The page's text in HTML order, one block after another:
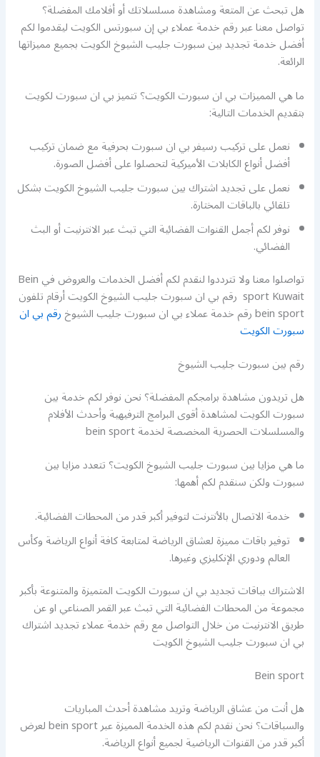
هل تبحث عن المتعة ومشاهدة مسلسلاتك أو أفلامك المفضلة؟
تواصل معنا عبر رقم خدمة عملاء بي إن سبورتس الكويت ليقدموا لكم
أفضل خدمة تجديد بين سبورت جليب الشيوخ الكويت بجميع مميزاتها
الرائعة.
ما هي المميزات بي ان سبورت الكويت؟ تتميز بي ان سبورت لكويت
بتقديم الخدمات التالية:
نعمل على تركيب رسيفر بي ان سبورت بحرفية مع ضمان تركيب
أفضل أنواع الكابلات الأميركية لتحصلوا على أفضل الصورة.
نعمل على تجديد اشتراك بين سبورت جليب الشيوخ الكويت بشكل
تلقائي بالباقات المختارة.
نوفر لكم أجمل القنوات الفضائية التي تبث عبر الانترنيت أو البث
الفضائي.
تواصلوا معنا ولا تترددوا لنقدم لكم أفضل الخدمات والعروض في Bein
sport Kuwait رقم بي ان سبورت جليب الشيوخ الكويت أرقام تلفون
bein sport رقم خدمة عملاء بي ان سبورت جليب الشيوخ رقم بي ان
سبورت الكويت
رقم بين سبورت جليب الشيوخ
هل تريدون مشاهدة برامجكم المفضلة؟ نحن نوفر لكم خدمة بين
سبورت الكويت لمشاهدة أقوى البرامج الترفيهية وأحدث الأفلام
والمسلسلات الحصرية المخصصة لخدمة bein sport
ما هي مزايا بين سبورت جليب الشيوخ الكويت؟ تتعدد مزايا بين
سبورت ولكن سنقدم لكم أهمها:
خدمة الاتصال بالأنترنت لتوفير أكبر قدر من المحطات الفضائية.
توفير باقات مميزة لعشاق الرياضة لمتابعة كافة أنواع الرياضة وكأس
العالم ودوري الإنكليزي وغيرها.
الاشتراك بباقات تجديد بي ان سبورت الكويت المتميزة والمتنوعة بأكبر
مجموعة من المحطات الفضائية التي تبث عبر القمر الصناعي او عن
طريق الانترنيت من خلال التواصل مع رقم خدمة عملاء تجديد اشتراك
بي ان سبورت جليب الشيوخ الكويت
Bein sport
هل أنت من عشاق الرياضة وتريد مشاهدة أحدث المباريات
والسباقات؟ نحن نقدم لكم هذه الخدمة المميزة عبر bein sport لعرض
أكبر قدر من القنوات الرياضية لجميع أنواع الرياضة.